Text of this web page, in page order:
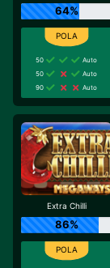
64%
50
Auto
50
Auto
90
Auto
Extra Chilli
86%